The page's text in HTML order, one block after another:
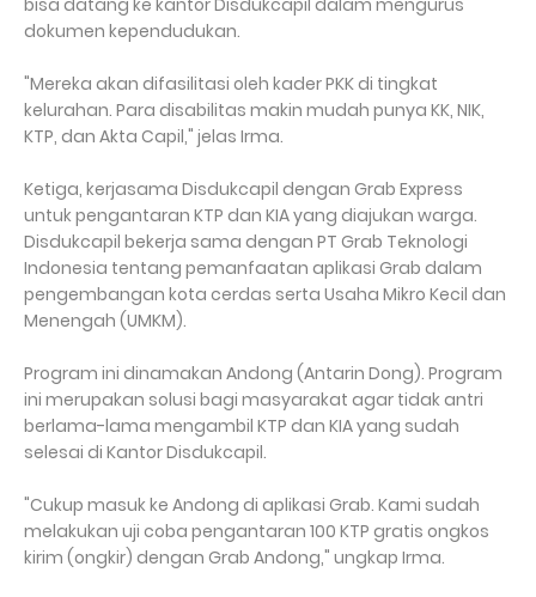
bisa datang ke kantor Disdukcapil dalam mengurus
dokumen kependudukan.
"Mereka akan difasilitasi oleh kader PKK di tingkat
kelurahan. Para disabilitas makin mudah punya KK, NIK,
KTP, dan Akta Capil," jelas Irma.
Ketiga, kerjasama Disdukcapil dengan Grab Express
untuk pengantaran KTP dan KIA yang diajukan warga.
Disdukcapil bekerja sama dengan PT Grab Teknologi
Indonesia tentang pemanfaatan aplikasi Grab dalam
pengembangan kota cerdas serta Usaha Mikro Kecil dan
Menengah (UMKM).
Program ini dinamakan Andong (Antarin Dong). Program
ini merupakan solusi bagi masyarakat agar tidak antri
berlama-lama mengambil KTP dan KIA yang sudah
selesai di Kantor Disdukcapil.
"Cukup masuk ke Andong di aplikasi Grab. Kami sudah
melakukan uji coba pengantaran 100 KTP gratis ongkos
kirim (ongkir) dengan Grab Andong," ungkap Irma.